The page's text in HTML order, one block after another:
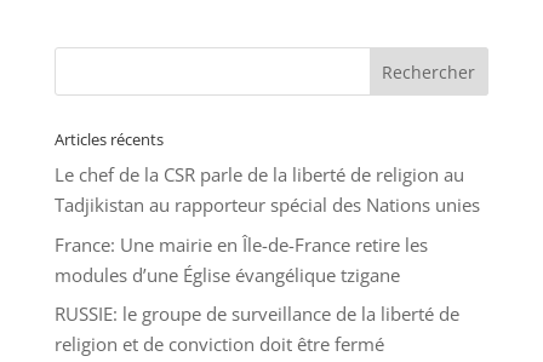
Articles récents
Le chef de la CSR parle de la liberté de religion au
Tadjikistan au rapporteur spécial des Nations unies
France: Une mairie en Île-de-France retire les
modules d’une Église évangélique tzigane
RUSSIE: le groupe de surveillance de la liberté de
religion et de conviction doit être fermé